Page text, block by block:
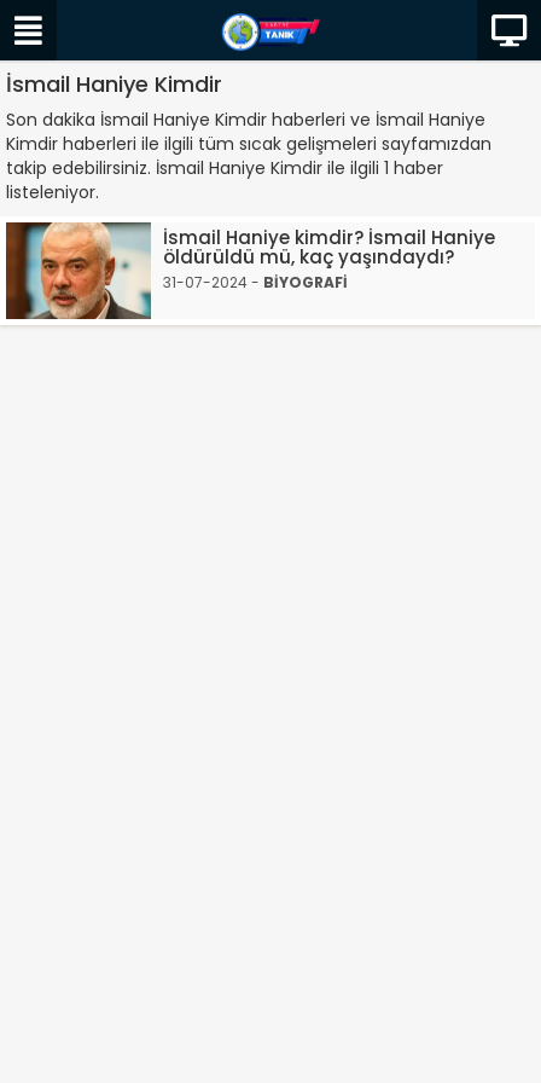
İsmail Haniye Kimdir
Son dakika İsmail Haniye Kimdir haberleri ve İsmail Haniye
Kimdir haberleri ile ilgili tüm sıcak gelişmeleri sayfamızdan
takip edebilirsiniz. İsmail Haniye Kimdir ile ilgili 1 haber
listeleniyor.
İsmail Haniye kimdir? İsmail Haniye
öldürüldü mü, kaç yaşındaydı?
31-07-2024 - BİYOGRAFİ